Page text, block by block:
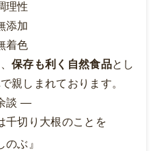
理性
添加
着色
保存も利く自然食品とし
親しまれております。
談 ―
千切り大根のことを
のぶ』